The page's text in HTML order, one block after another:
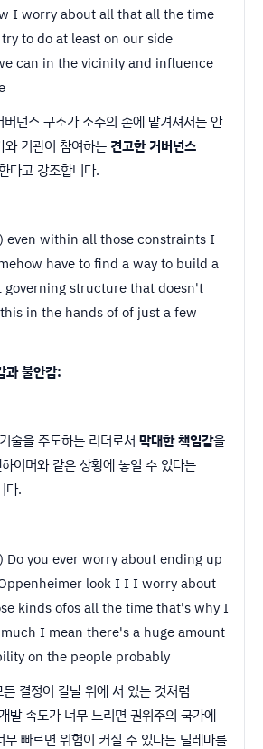
I worry about all that all the time
to do at least on our side
can in the vicinity and influence
넌스 구조가 소수의 손에 맡겨져서는 안
기관이 참여하는 견고한 거버넌스
다고 강조합니다.
even within all those constraints I
have to find a way to build a
governing structure that doesn't
in the hands of of just a few
과 불안감:
술을 주도하는 리더로서 막대한 책임감을
이머와 같은 상황에 놓일 수 있다는
다.
Do you ever worry about ending up
look I I I worry about
kinds ofos all the time that's why I
I mean there's a huge amount
on the people probably
결정이 칼날 위에 서 있는 것처럼
발 속도가 너무 느리면 권위주의 국가에
빠르면 위험이 커질 수 있다는 딜레마를